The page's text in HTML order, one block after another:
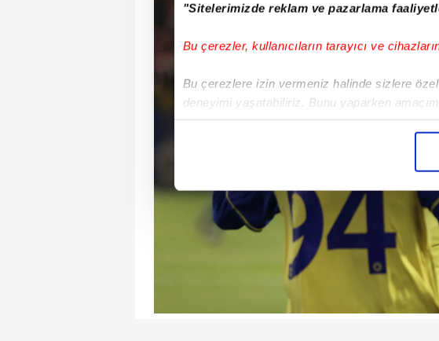
"Sitelerimizde reklam ve pazarlama
Bu çerezler, kullanıcıların tarayıcı ve
Bu çerezlere izin vermeniz halinde sizlere
deneyimi yaşatabiliriz. Bunu yaparken
içerikleri sunabilmek adına elimizden gelen
Sizlere daha iyi bir hizmet sunabilmek için
çerezler vasıtasıyla çeşitli kişisel verileriniz
amacıyla kullanılmaktadır. Diğer çerezler,
reklam/pazarlama faaliyetlerinin yapılması,
Çerezlere ilişkin tercihlerinizi aşağıda yer